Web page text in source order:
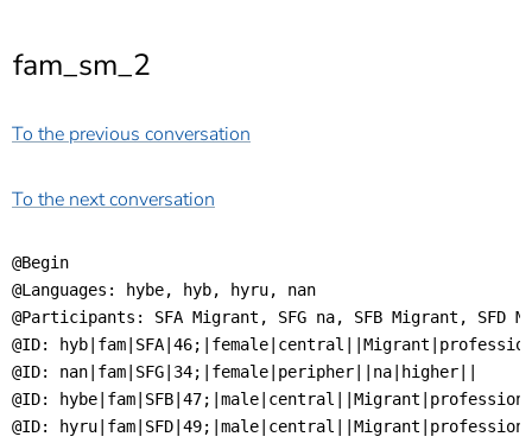
Zur
springen
Barrierefreiheit
fam_sm_2
To the previous conversation
To the next conversation
@Begin
@Languages: hybe, hyb, hyru, nan
@Participants: SFA Migrant, SFG na, SFB Migrant, SFD
@ID:
@ID: nan|fam|SFG|34;|female|peripher||na|higher||
@ID:
@ID: